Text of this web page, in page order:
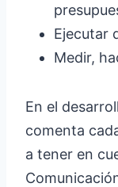
Ejecutar
Medir,
En el
comenta
a tener en